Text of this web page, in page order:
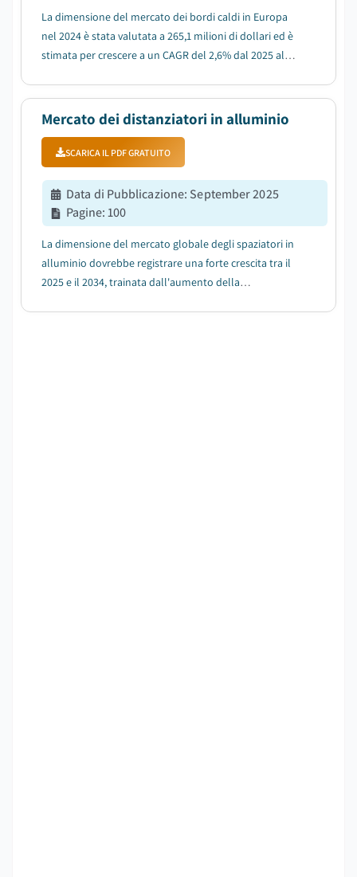
La dimensione del mercato dei bordi caldi in Europa
nel 2024 è stata valutata a 265,1 milioni di dollari ed è
stimata per crescere a un CAGR del 2,6% dal 2025 al
Mercato dei distanziatori in alluminio
SCARICA IL PDF GRATUITO
Data di Pubblicazione: September 2025
Pagine:100
La dimensione del mercato globale degli spaziatori in
alluminio dovrebbe registrare una forte crescita tra il
2025 e il 2034, trainata dall'aumento della